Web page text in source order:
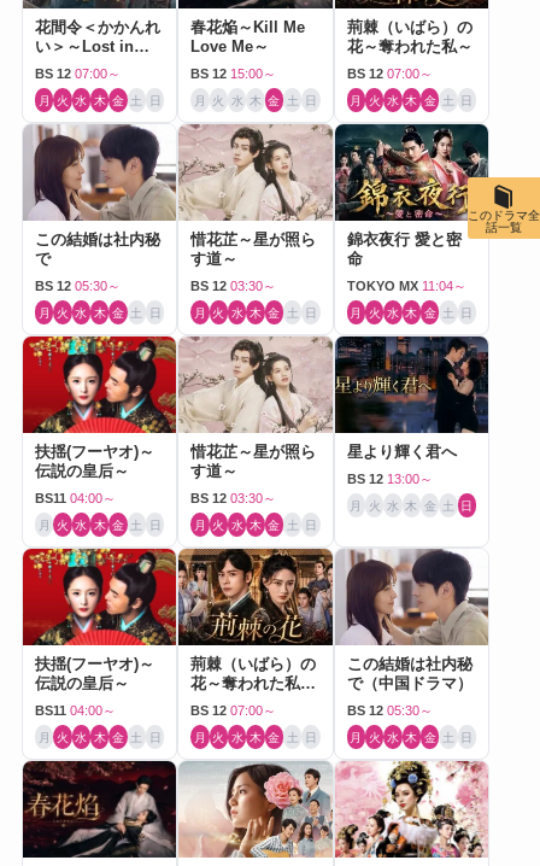
花間令＜かかんれ
い＞～Lost in
Love～
BS 12 07:00～
月 火 水 木 金 土 日
春花焔～Kill Me
Love Me～
BS 12 15:00～
月 火 水 木 金 土 日
荊棘（いばら）の
花～奪われた私～
BS 12 07:00～
月 火 水 木 金 土 日
この結婚は社内秘
で
BS 12 05:30～
月 火 水 木 金 土 日
惜花芷～星が照ら
す道～
BS 12 03:30～
月 火 水 木 金 土 日
錦衣夜行 愛と密
命
TOKYO MX 11:04～
月 火 水 木 金 土 日
扶揺(フーヤオ)～
伝説の皇后～
BS11 04:00～
月 火 水 木 金 土 日
惜花芷～星が照ら
す道～
BS 12 03:30～
月 火 水 木 金 土 日
星より輝く君へ
BS 12 13:00～
月 火 水 木 金 土 日
扶揺(フーヤオ)～
伝説の皇后～
BS11 04:00～
月 火 水 木 金 土 日
荊棘（いばら）の
花～奪われた私～
（中国ドラマ）
BS 12 07:00～
月 火 水 木 金 土 日
この結婚は社内秘
で（中国ドラマ）
BS 12 05:30～
月 火 水 木 金 土 日
このドラマ全
話一覧